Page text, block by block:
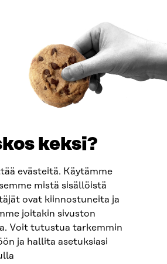
keksi?
evästeitä. Käytämme
mistä sisällöistä
ovat kiinnostuneita ja
joitakin sivuston
Voit tutustua tarkemmin
ja hallita asetuksiasi